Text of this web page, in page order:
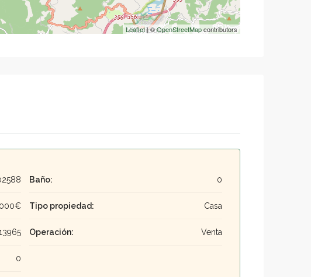
Leaflet| ©OpenStreetMapcontributors
0
Baño: 0
Tipo propiedad: Casa
Operación: Venta